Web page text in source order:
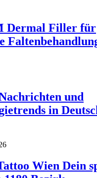
Dermal Filler für
und
in
Wien Dein